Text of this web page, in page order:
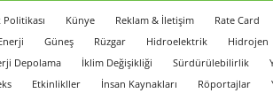
Künye Reklam & İletişim Rate Card
Güneş Rüzgar Hidroelektrik Hidrojen
Depolama İklim Değişikliği Sürdürülebilirlik
Etkinlikller İnsan Kaynakları Röportajlar